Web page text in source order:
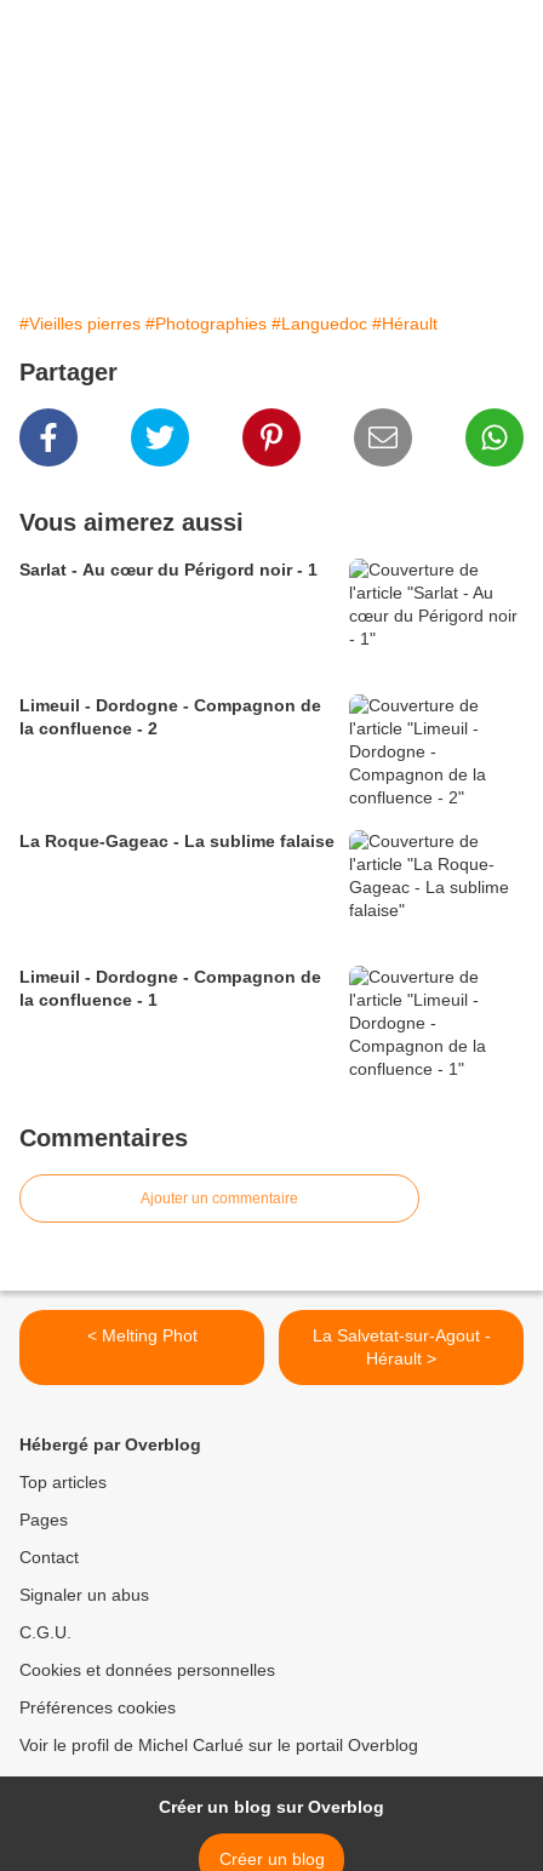
#Vieilles pierres #Photographies #Languedoc #Hérault
Partager
Vous aimerez aussi
Sarlat - Au cœur du Périgord noir - 1
Limeuil - Dordogne - Compagnon de
la confluence - 2
La Roque-Gageac - La sublime falaise
Limeuil - Dordogne - Compagnon de
la confluence - 1
Commentaires
Ajouter un commentaire
< Melting Phot
La Salvetat-sur-Agout -
Hérault >
Hébergé par Overblog
Top articles
Pages
Contact
Signaler un abus
C.G.U.
Cookies et données personnelles
Préférences cookies
Voir le profil de Michel Carlué sur le portail Overblog
Créer un blog sur Overblog
Créer un blog